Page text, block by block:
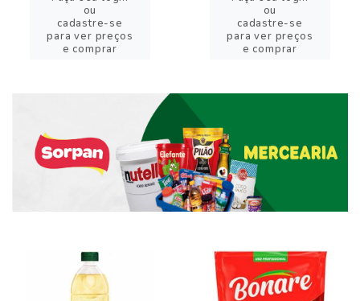
ou
cadastre-se
para ver preços
e comprar
ou
cadastre-se
para ver preços
e comprar